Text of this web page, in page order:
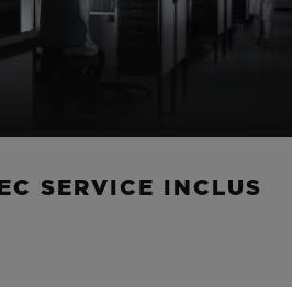
SERVICE INCLUS